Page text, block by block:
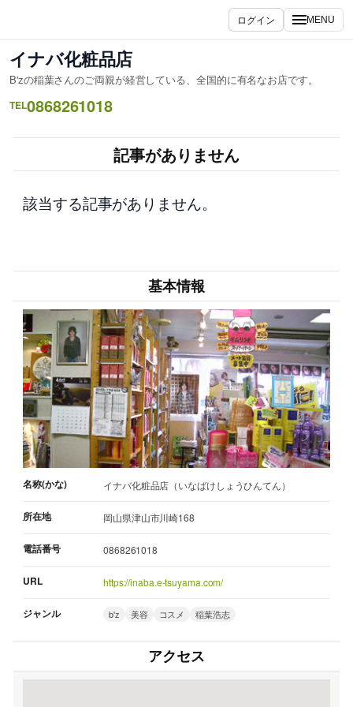
ス
キ
ッ
ログイン MENU
イナバ化粧品店
B'zの稲葉さんのご両親が経営している、全国的に有名なお店です。
TEL0868261018
記事がありません
該当する記事がありません。
基本情報
名称(かな) イナバ化粧品店（いなばけしょうひんてん）
所在地 岡山県津山市川崎168
電話番号 0868261018
URL https://inaba.e-tsuyama.com/
ジャンル b'z 美容 コスメ 稲葉浩志
アクセス